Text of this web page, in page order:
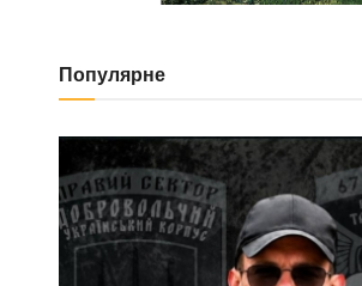
Популярне